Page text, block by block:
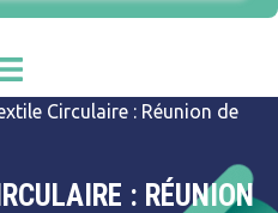
Circulaire : Réunion de
: RÉUNION